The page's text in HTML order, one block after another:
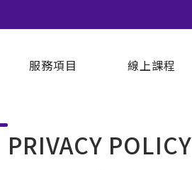
服務項目 線上課程
PRIVACY POLICY